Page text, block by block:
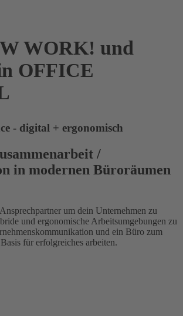
WORK! und
OFFICE
- digital + ergonomisch
/
in modernen Büroräumen
um dein Unternehmen zu
und ergonomische Arbeitsumgebungen zu
und ein Büro zum
für erfolgreiches arbeiten.